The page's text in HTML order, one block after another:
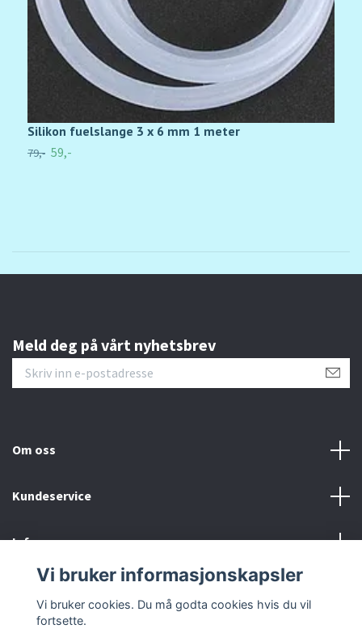
Silikon fuelslange 3 x 6 mm 1 meter
79,- 59,-
Meld deg på vårt nyhetsbrev
Om oss
Kundeservice
Info
Vi bruker informasjonskapsler
Vi bruker cookies. Du må godta cookies hvis du vil
fortsette.